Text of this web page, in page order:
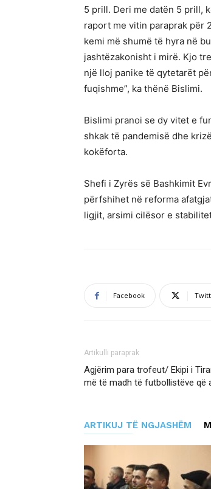
5 prill. Deri me datën 5 prill,
raport me vitin paraprak për
kemi më shumë të hyra në
jashtëzakonisht i mirë. Kjo
një lloj panike të qytetarët
fuqishme”, ka thënë Bislimi.
Bislimi pranoi se dy vitet e
shkak të pandemisë dhe
kokëforta.
Shefi i Zyrës së Bashkimit
përfshihet në reforma
ligjit, arsimi cilësor e
Facebook
Artikulli paraprak
Agjërim para trofeut/ Ekipi i
më të madh të futbollistëve që
ARTIKUJ TË NGJASHËM